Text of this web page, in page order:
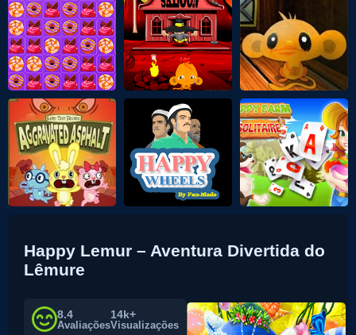
Happy Lemur – Aventura Divertida do
Lêmure
8.4
Avaliações
14k+
Visualizações